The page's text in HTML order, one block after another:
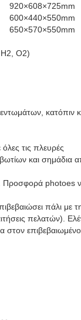
920×608×725mm
600×440×550mm
650×570×550mm
H2, Ο2)
κατόπιν
τις πλευρές
και σημάδια
photoes
πάλι με
πελατών).
επιβεβαιωμένο